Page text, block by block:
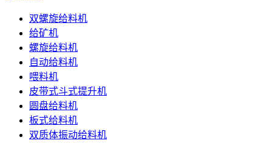
双螺旋给料机
给矿机
螺旋给料机
自动给料机
喂料机
皮带式斗式提升机
圆盘给料机
板式给料机
双质体振动给料机